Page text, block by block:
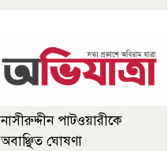
নাসীরুদ্দীন পাটওয়ারীকে
অবাঞ্ছিত ঘোষণা